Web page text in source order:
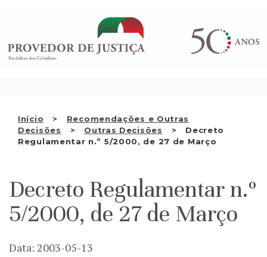
conteúdo
Início
Recomendações e Outras
Decisões
Outras Decisões
Decreto
Regulamentar n.º 5/2000, de 27 de Março
QUEM SOMOS
ATIVIDADE
RELAÇÕES INTERNACIONAIS
APRESENTAR QUEIXA
Decreto Regulamentar n.º
5/2000, de 27 de Março
Data: 2003-05-13